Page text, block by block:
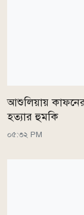
আশুলিয়ায়
হত্যার হুমকি
০৫:৩২ PM